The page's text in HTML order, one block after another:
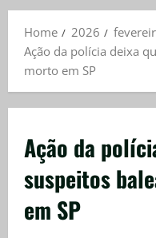
Home
2026
Ação da polícia deixa
morto em SP
Ação da
suspeitos
em SP